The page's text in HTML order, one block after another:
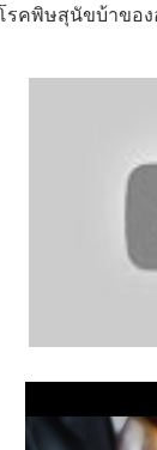
รคพิษสุนัขบ้าข